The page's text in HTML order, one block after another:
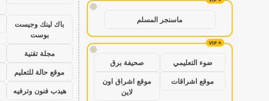
!
ماسنجر المسلم
!
ضوء التعليمي
صحيفة برق
موقع اشراقات
موقع اشراق اون
لاين
باك لينك وجيست
بوست
مجلة تقنية
موقع حالة للتعليم
هيدب فنون وترفيه